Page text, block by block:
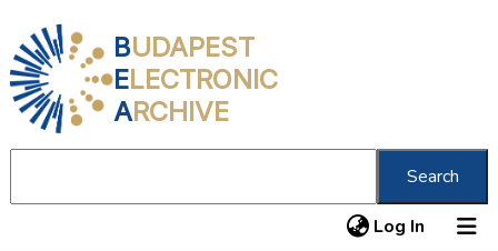
BUDAPEST
ELECTRONIC
ARCHIVE
Search
Log In (current)